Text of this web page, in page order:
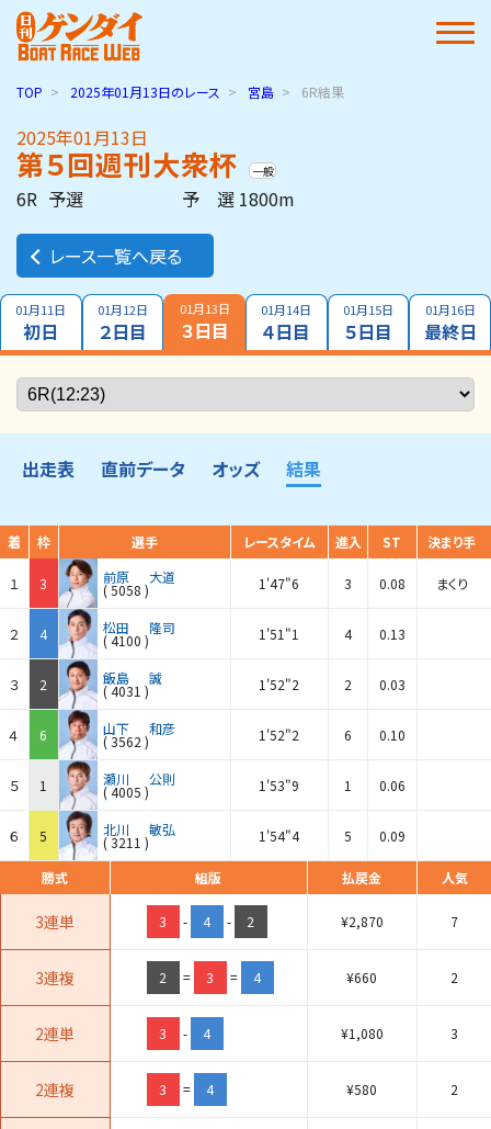
TOP 2025年01月13日のレース 宮島 6R結果
2025年01月13日
第５回週刊大衆杯 一般
6R 予選 予 選 1800m
レース一覧へ戻る
01月11日
初日
01月12日
２日目
01月13日
３日目
01月14日
４日目
01月15日
５日目
01月16日
最終日
出走表 直前データ オッズ 結果
着 枠 選手 レースタイム 進入 ST 決まり手
１ 3 前原 大道
(5058 ) 1'47"6 3 0.08 まくり
２ 4 松田 隆司
(4100 ) 1'51"1 4 0.13
３ 2 飯島 誠
(4031 ) 1'52"2 2 0.03
４ 6 山下 和彦
(3562 ) 1'52"2 6 0.10
５ 1 瀬川 公則
(4005 ) 1'53"9 1 0.06
６ 5 北川 敏弘
(3211 ) 1'54"4 5 0.09
勝式 組版 払戻金 人気
3連単 3 - 4 - 2 ¥2,870 7
3連複 2 = 3 = 4 ¥660 2
2連単 3 - 4 ¥1,080 3
2連複 3 = 4 ¥580 2